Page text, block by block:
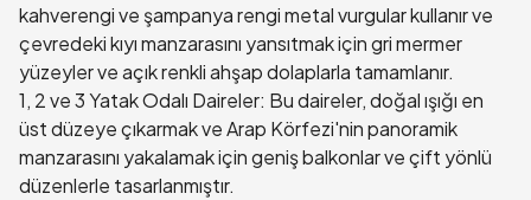
kahverengi ve şampanya rengi metal vurgular kullanır ve
çevredeki kıyı manzarasını yansıtmak için gri mermer
yüzeyler ve açık renkli ahşap dolaplarla tamamlanır.
1, 2 ve 3 Yatak Odalı Daireler: Bu daireler, doğal ışığı en
üst düzeye çıkarmak ve Arap Körfezi'nin panoramik
manzarasını yakalamak için geniş balkonlar ve çift yönlü
düzenlerle tasarlanmıştır.